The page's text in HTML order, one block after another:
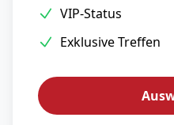
VIP-Status
Exklusive Treffen